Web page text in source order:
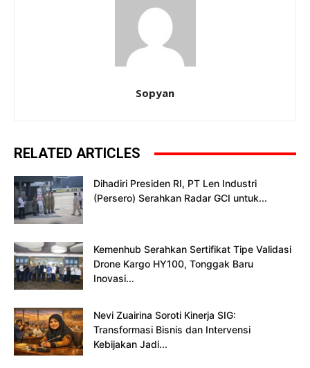
Sopyan
RELATED ARTICLES
Dihadiri Presiden RI, PT Len Industri
(Persero) Serahkan Radar GCI untuk...
Kemenhub Serahkan Sertifikat Tipe Validasi
Drone Kargo HY100, Tonggak Baru
Inovasi...
Nevi Zuairina Soroti Kinerja SIG:
Transformasi Bisnis dan Intervensi
Kebijakan Jadi...